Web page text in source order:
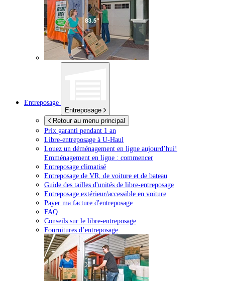
Entreposage
Entreposage
Retour au menu principal
Prix garanti pendant 1 an
Libre-entreposage à U-Haul
Louez un déménagement en ligne aujourd’hui!
Emménagement en ligne : commencer
Entreposage climatisé
Entreposage de VR, de voiture et de bateau
Guide des tailles d'unités de libre-entreposage
Entreposage extérieur/accessible en voiture
Payer ma facture d'entreposage
FAQ
Conseils sur le libre-entreposage
Fournitures d’entreposage